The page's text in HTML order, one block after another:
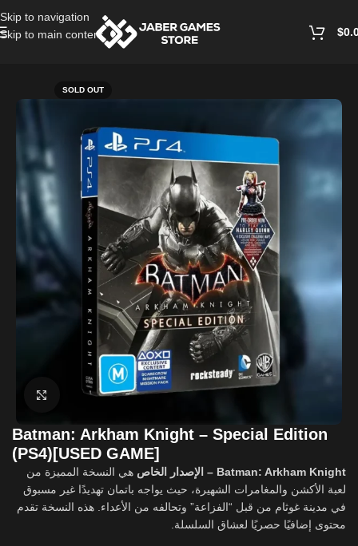
Skip to navigation
Skip to main content
$
SOLD OUT
Click to enlarge
Batman: Arkham Knight – Special Edition
(PS4)[USED GAME]
Batman: Arkham Knight – الإصدار الخاص
هي النسخة المميزة من
لعبة الأكشن والمغامرات الشهيرة، حيث يواجه باتمان تهديدًا غير مسبوق
في مدينة غوثام من قبل “الفزاعة” وتحالفه من الأعداء. هذه النسخة تقدم
محتوى إضافيًا حصريًا لعشاق السلسلة.